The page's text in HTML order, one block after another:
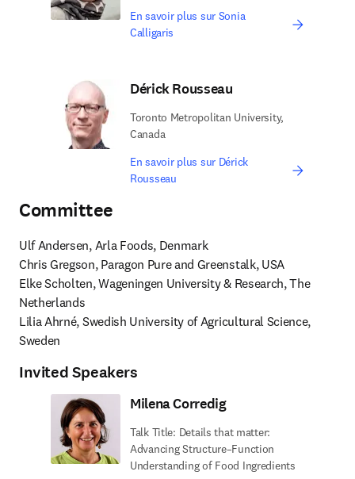
En savoir plus sur Sonia
Calligaris
Dérick Rousseau
Toronto Metropolitan University,
Canada
En savoir plus sur Dérick
Rousseau
Committee
Ulf Andersen, Arla Foods, Denmark
Chris Gregson, Paragon Pure and Greenstalk, USA
Elke Scholten, Wageningen University & Research, The
Netherlands
Lilia Ahrné, Swedish University of Agricultural Science,
Sweden
Invited Speakers
Milena Corredig
Talk Title: Details that matter:
Advancing Structure–Function
Understanding of Food Ingredients